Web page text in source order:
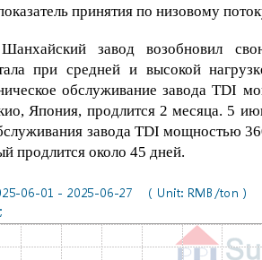
принятия по низовому
завод возобновил
при средней и высокой
обслуживание завода TDI
Япония, продлится 2 месяца. 5
завода TDI мощностью
продлится около 45 дней.